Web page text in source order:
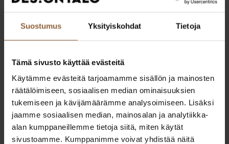
Suostumus Yksityiskohdat Tietoja
Tämä sivusto käyttää evästeitä
Käytämme evästeitä tarjoamamme sisällön ja mainosten
räätälöimiseen, sosiaalisen median ominaisuuksien
tukemiseen ja kävijämäärämme analysoimiseen. Lisäksi
jaamme sosiaalisen median, mainosalan ja analytiikka-
alan kumppaneillemme tietoja siitä, miten käytät
sivustoamme. Kumppanimme voivat yhdistää näitä